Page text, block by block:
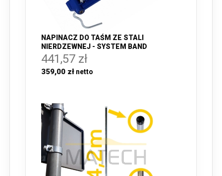
NAPINACZ DO TAŚM ZE STALI
NIERDZEWNEJ - SYSTEM BAND
441,57 zł
359,00 zł